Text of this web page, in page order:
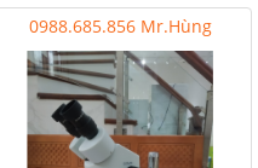
0988.685.856 Mr.Hùng